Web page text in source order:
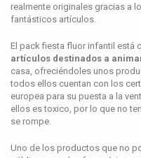
realmente originales gracias a
fantásticos artículos.
El pack fiesta fluor infantil está
artículos destinados a
casa, ofreciéndoles unos
todos ellos cuentan con los
europea para su puesta a la
ellos es toxico, por lo que no
se rompe.
Uno de los productos que no